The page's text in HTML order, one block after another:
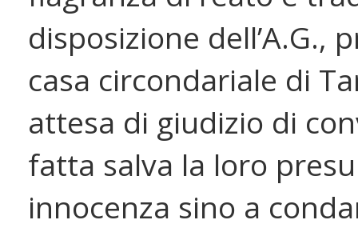
disposizione dell’A.G.,
casa circondariale di
attesa di giudizio di
fatta salva la loro
innocenza sino a